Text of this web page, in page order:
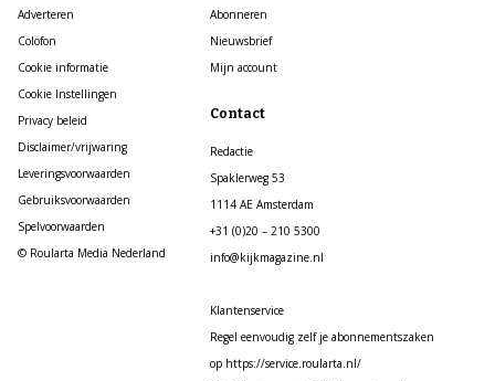
Adverteren
Colofon
Cookie informatie
Cookie Instellingen
Privacy beleid
Disclaimer/vrijwaring
Leveringsvoorwaarden
Gebruiksvoorwaarden
Spelvoorwaarden
© Roularta Media Nederland
Abonneren
Nieuwsbrief
Mijn account
Contact
Redactie
Spaklerweg 53
1114 AE Amsterdam
+31 (0)20 – 210 5300
info@kijkmagazine.nl
Klantenservice
Regel eenvoudig zelf je abonnementszaken
op https://service.roularta.nl/